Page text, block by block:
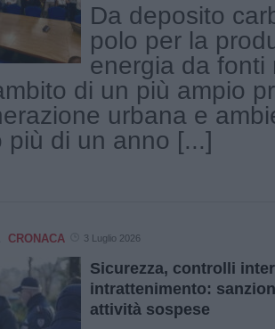
Da deposito
polo per la
energia da fonti
di un più ampio
urbana e
più di un anno [...]
CRONACA 3 Luglio 2026
Sicurezza, controlli
intrattenimento:
attività sospese